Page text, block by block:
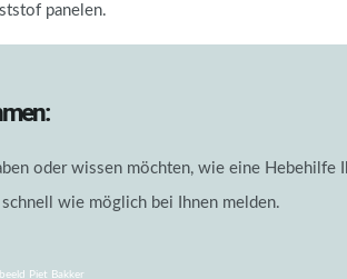
panelen.
oder wissen möchten, wie eine
wie möglich bei Ihnen melden.